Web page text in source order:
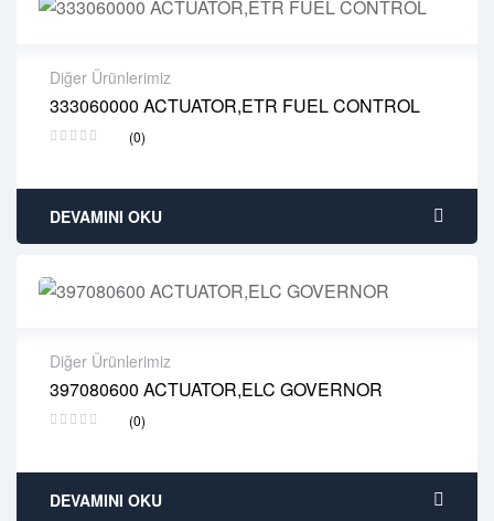
Diğer Ürünlerimiz
333060000 ACTUATOR,ETR FUEL CONTROL
(0)
2 years warranty
Delivery time: 1-2 business days
DEVAMINI OKU
Diğer Ürünlerimiz
397080600 ACTUATOR,ELC GOVERNOR
(0)
2 years warranty
Delivery time: 1-2 business days
DEVAMINI OKU